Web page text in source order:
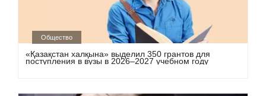
Общество
«Қазақстан халқына» выделил 350 грантов для
поступления в вузы в 2026–2027 учебном году